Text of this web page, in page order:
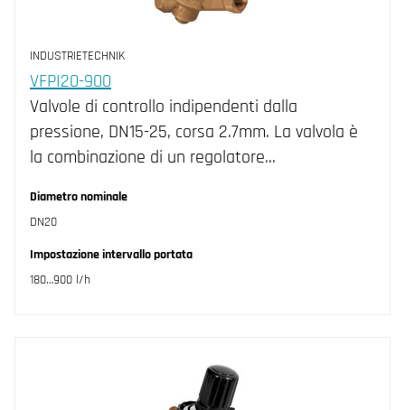
INDUSTRIETECHNIK
VFPI20-900
Valvole di controllo indipendenti dalla
pressione, DN15-25, corsa 2.7mm. La valvola è
la combinazione di un regolatore…
Diametro nominale
DN20
Impostazione intervallo portata
180…900 l/h